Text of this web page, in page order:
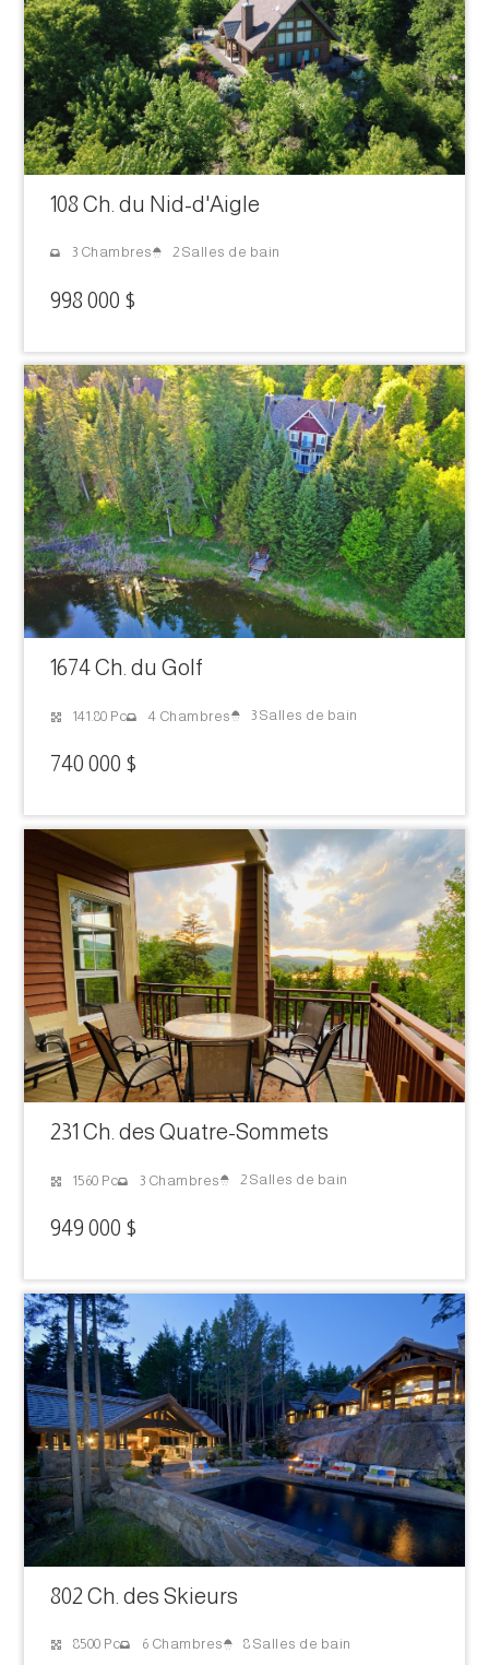
108 Ch. du Nid-d'Aigle
3 Chambres 2 Salles de bain
998 000 $
1674 Ch. du Golf
141.80 Pc 4 Chambres 3 Salles de bain
740 000 $
231 Ch. des Quatre-Sommets
1560 Pc 3 Chambres 2 Salles de bain
949 000 $
802 Ch. des Skieurs
8500 Pc 6 Chambres 8 Salles de bain